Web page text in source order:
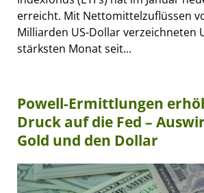
erreicht. Mit Nettomittelzuflüssen
Milliarden US-Dollar verzeichneten
stärksten Monat seit...
Powell-Ermittlungen
Druck auf die Fed –
Gold und den Dollar